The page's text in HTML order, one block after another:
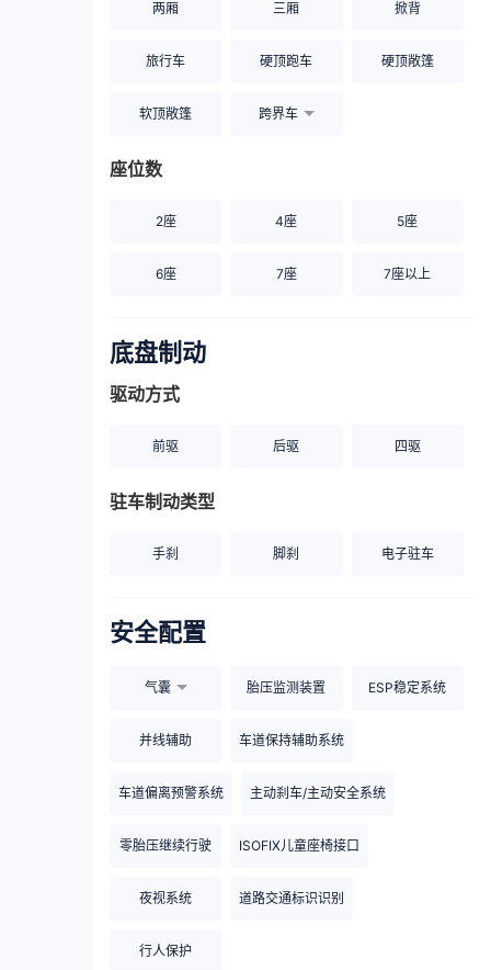
两厢 三厢 掀背
旅行车 硬顶跑车 硬顶敞篷
软顶敞篷 跨界车
座位数
2座 4座 5座
6座 7座 7座以上
底盘制动
驱动方式
前驱 后驱 四驱
驻车制动类型
手刹 脚刹 电子驻车
安全配置
气囊 胎压监测装置 ESP稳定系统
并线辅助 车道保持辅助系统
车道偏离预警系统 主动刹车/主动安全系统
零胎压继续行驶 ISOFIX儿童座椅接口
夜视系统 道路交通标识识别
行人保护